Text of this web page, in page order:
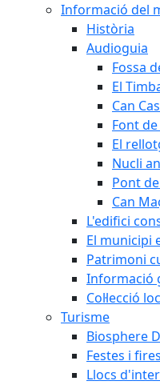
Informació del
Història
Audioguia
Fossa
El
Can
Font
El
Nucli
Pont
Can
L'edifici
El municipi
Patrimoni
Informació
Col·lecció
Turisme
Biosphere
Festes i fires
Llocs